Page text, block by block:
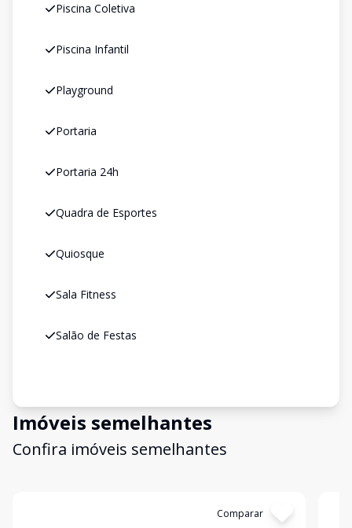
Piscina Coletiva
Piscina Infantil
Playground
Portaria
Portaria 24h
Quadra de Esportes
Quiosque
Sala Fitness
Salão de Festas
Imóveis semelhantes
Confira imóveis semelhantes
Comparar